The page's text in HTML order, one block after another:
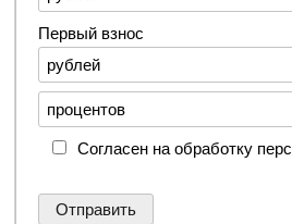
Первый взнос
Согласен на обработку